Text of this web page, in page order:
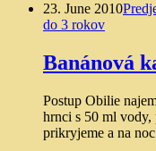
23. June 2010
do 3 rokov
Banánová
Postup Obilie
hrnci s 50 ml vody,
prikryjeme a na